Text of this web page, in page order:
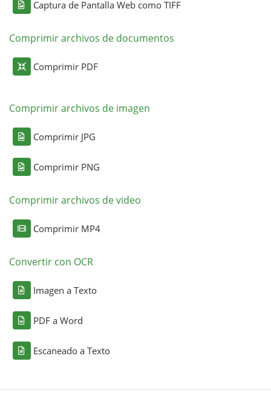
Captura de Pantalla Web como TIFF
Comprimir archivos de documentos
Comprimir PDF
Comprimir archivos de imagen
Comprimir JPG
Comprimir PNG
Comprimir archivos de video
Comprimir MP4
Convertir con OCR
Imagen a Texto
PDF a Word
Escaneado a Texto